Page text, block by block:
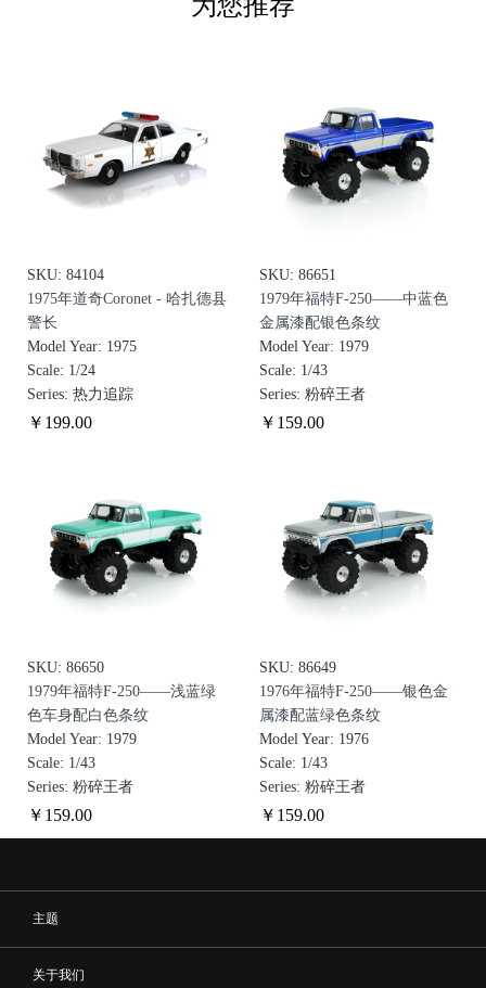
SKU: 84104
1975年道奇Coronet - 哈扎德县
警长
Model Year: 1975
Scale: 1/24
Series: 热力追踪
￥ 199.00
SKU: 86651
1979年福特F-250——中蓝色
金属漆配银色条纹
Model Year: 1979
Scale: 1/43
Series: 粉碎王者
￥ 159.00
SKU: 86650
1979年福特F-250——浅蓝绿
色车身配白色条纹
Model Year: 1979
Scale: 1/43
Series: 粉碎王者
￥ 159.00
SKU: 86649
1976年福特F-250——银色金
属漆配蓝绿色条纹
Model Year: 1976
Scale: 1/43
Series: 粉碎王者
￥ 159.00
主题
关于我们